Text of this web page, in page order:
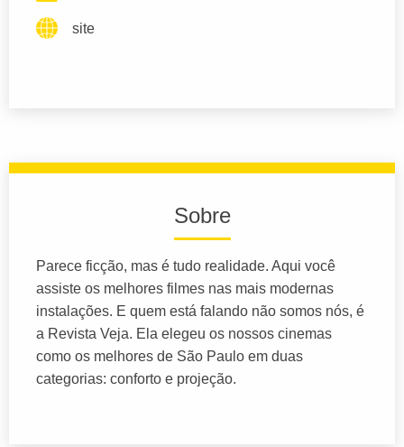
site
Sobre
Parece ficção, mas é tudo realidade. Aqui você
assiste os melhores filmes nas mais modernas
instalações. E quem está falando não somos nós, é
a Revista Veja. Ela elegeu os nossos cinemas
como os melhores de São Paulo em duas
categorias: conforto e projeção.